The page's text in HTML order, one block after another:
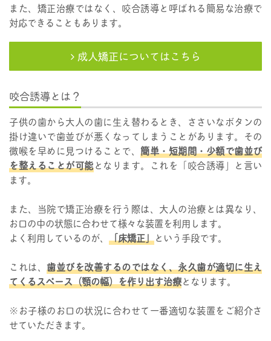
また、矯正治療ではなく、咬合誘導と呼ばれる簡易な治療で
対応できることもあります。
成人矯正についてはこちら
咬合誘導とは？
子供の歯から大人の歯に生え替わるとき、ささいなボタンの
掛け違いで歯並びが悪くなってしまうことがあります。その
微喉を早めに見つけることで、 簡単・短期間・少額で歯並び
を整えることが可能となります。これを「咬合誘導」と言い
ます。
また、当院で矯正治療を行う際は、大人の治療とは異なり、
お口の中の状態に合わせて様々な装置を利用します。
よく利用しているのが、 「床矯正」という手段です。
これは、 歯並びを改善するのではなく、永久歯が適切に生え
てくるスペース（顎の幅）を作り出す治療となります。
※お子様のお口の状況に合わせて一番適切な装置をご紹介さ
せていただきます。